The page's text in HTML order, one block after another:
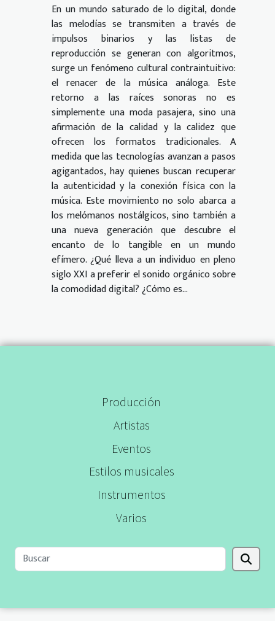
En un mundo saturado de lo digital, donde
las melodías se transmiten a través de
impulsos binarios y las listas de
reproducción se generan con algoritmos,
surge un fenómeno cultural contraintuitivo:
el renacer de la música análoga. Este
retorno a las raíces sonoras no es
simplemente una moda pasajera, sino una
afirmación de la calidad y la calidez que
ofrecen los formatos tradicionales. A
medida que las tecnologías avanzan a pasos
agigantados, hay quienes buscan recuperar
la autenticidad y la conexión física con la
música. Este movimiento no solo abarca a
los melómanos nostálgicos, sino también a
una nueva generación que descubre el
encanto de lo tangible en un mundo
efímero. ¿Qué lleva a un individuo en pleno
siglo XXI a preferir el sonido orgánico sobre
la comodidad digital? ¿Cómo es...
Producción
Artistas
Eventos
Estilos musicales
Instrumentos
Varios